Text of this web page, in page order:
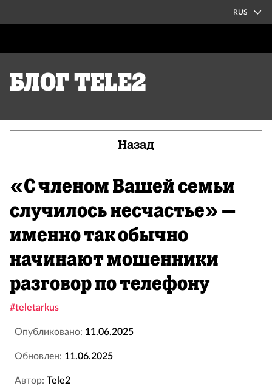
RUS
Блог Tele2
Назад
«С членом Вашей семьи
случилось несчастье» –
именно так обычно
начинают мошенники
разговор по телефону
#teletarkus
Опубликовано: 11.06.2025
Обновлен: 11.06.2025
Автор: Tele2